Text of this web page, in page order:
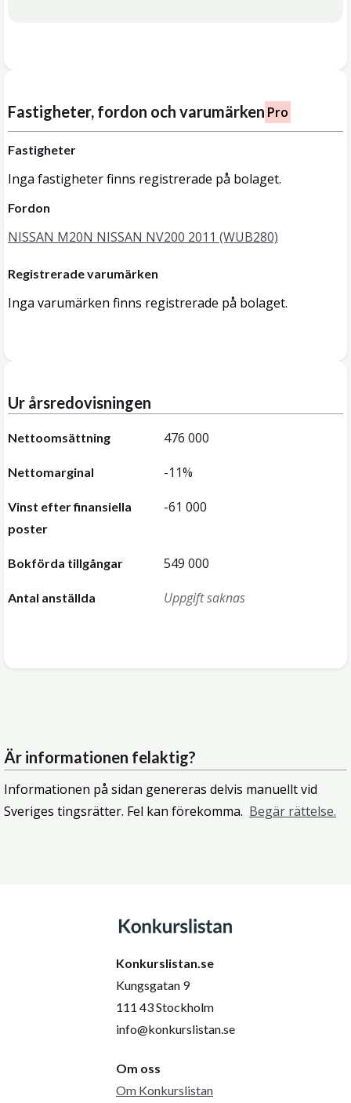
Fastigheter, fordon och varumärken Pro
Fastigheter
Inga fastigheter finns registrerade på bolaget.
Fordon
NISSAN M20N NISSAN NV200 2011 (WUB280)
Registrerade varumärken
Inga varumärken finns registrerade på bolaget.
Ur årsredovisningen
Nettoomsättning 476 000
Nettomarginal -11%
Vinst efter finansiella
poster
-61 000
Bokförda tillgångar 549 000
Antal anställda Uppgift saknas
Är informationen felaktig?
Informationen på sidan genereras delvis manuellt vid
Sveriges tingsrätter. Fel kan förekomma. Begär rättelse.
Konkurslistan.se
Kungsgatan 9
111 43 Stockholm
info@konkurslistan.se
Om oss
Om Konkurslistan